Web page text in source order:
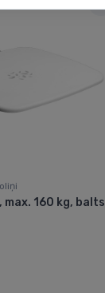
max. 160 kg, balts